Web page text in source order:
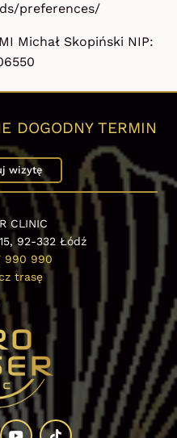
preferences/
Michał Skopiński NIP:
DOGODNY TERMIN
wizytę
CLINIC
92-332 Łódź
990 990
trasę